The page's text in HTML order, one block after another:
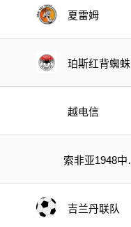
夏雷姆
珀斯红背蜘蛛
越电信
索非亚1948中
吉兰丹联队